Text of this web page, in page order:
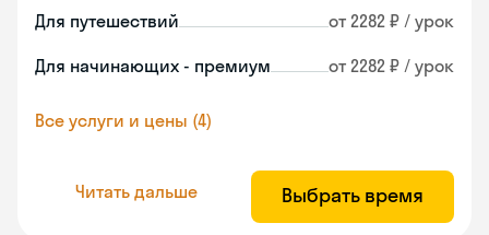
Для путешествий от 2282 ₽ / урок
Для начинающих - премиум от 2282 ₽ / урок
Все услуги и цены (4)
Читать дальше Выбрать время